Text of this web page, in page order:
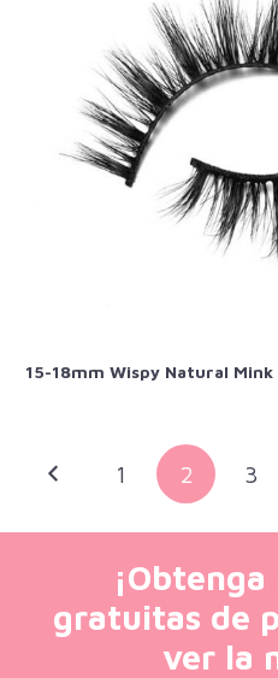
15-18mm Wispy Natural Mink
1 2 3
gratuitas de
ver la